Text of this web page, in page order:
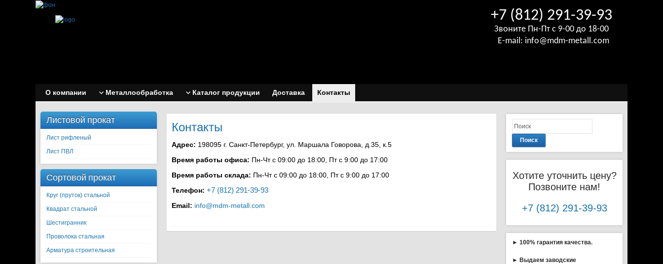
+7 (812) 291-39-93
Звоните Пн-Пт с 9-00 до 18-00
E-mail: info@mdm-metall.com
О компании Металлообработка Каталог продукции Доставка Контакты
Листовой прокат
Лист рифленый
Лист ПВЛ
Сортовой прокат
Круг (пруток) стальной
Квадрат стальной
Шестигранник
Проволока стальная
Арматура строительная
Контакты
Адрес: 198095 г. Санкт-Петербург, ул. Маршала Говорова, д.35, к.5
Время работы офиса: Пн-Чт с 09:00 до 18:00 , Пт с 9:00 до 17:00
Время работы склада: Пн-Чт с 09:00 до 18:00, Пт с 9:00 до 17:00
Телефон: +7 (812) 291-39-93
Email: info@mdm-metall.com
Поиск
Хотите уточнить цену?
Позвоните нам!
+7 (812) 291-39-93
► 100% гарантия качества.
► Выдаем заводские